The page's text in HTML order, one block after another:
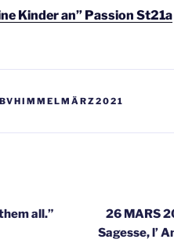
Kinder an” Passion St21a
BVHIMMELMÄRZ2021
all.”
26 MARS
Sagesse, l’